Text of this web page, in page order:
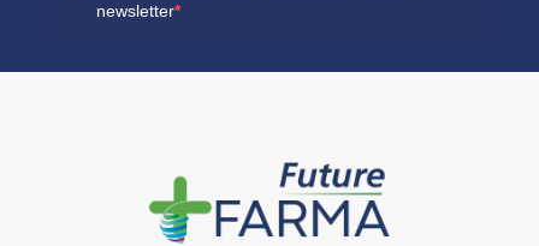
newsletter